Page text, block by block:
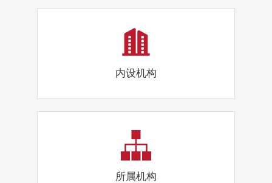
内设机构
所属机构